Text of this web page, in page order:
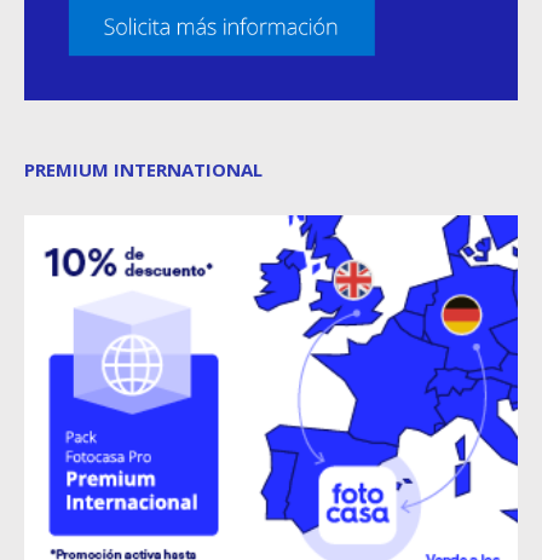
PREMIUM INTERNATIONAL